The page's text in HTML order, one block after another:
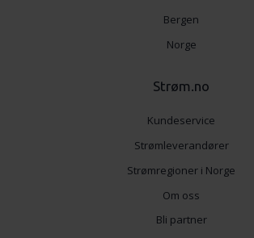
Bergen
Norge
Strøm.no
Kundeservice
Strømleverandører
Strømregioner i Norge
Om oss
Bli partner